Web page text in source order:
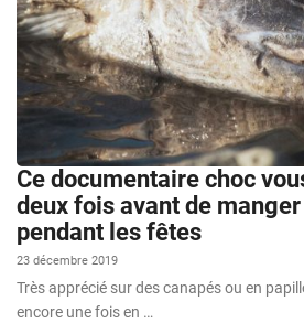
Ce documentaire choc
deux fois avant de
pendant les fêtes
23 décembre 2019
Très apprécié sur des canapés ou en
encore une fois en …